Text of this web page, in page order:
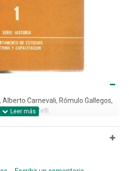
Carnevali, Rómulo Gallegos,
Bruni Celli.